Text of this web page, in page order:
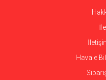
Havale